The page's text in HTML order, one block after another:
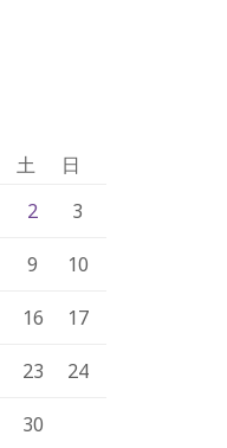
土 日
2 3
9 10
16 17
23 24
30